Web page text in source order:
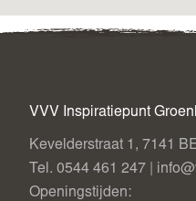
VVV Inspiratiepunt
Kevelderstraat 1, 7141
Tel. 0544 461 247 |
Openingstijden: